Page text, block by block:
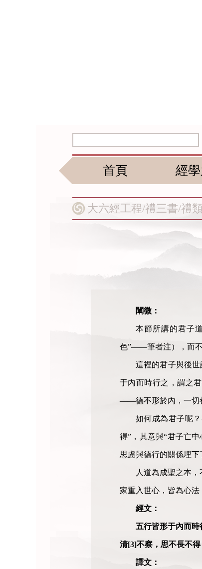
首頁 經
大六經工程/禮三書/禮
闡微：
本節所講的君子
色”——筆者注），而
這裡的君子與後
于內而時行之，謂之
——德不形於內，一切
如何成為君子呢
得”，其意與“君子亡
思慮與德行的關係埋
人道為成聖之本
家重入世心，皆為心
經文：
五行皆形于內而
清[3]不察，思不長不
譯文：